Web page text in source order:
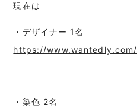
現在は
・デザイナー 1名
https://
・染色 2名